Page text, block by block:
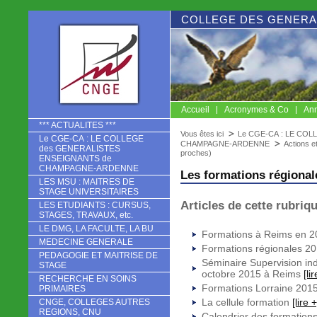
COLLEGE DES
CNGE
Accueil Acronymes & Co
*** ACTUALITES ***
Le CGE-CA : LE COLLEGE
des GENERALISTES
ENSEIGNANTS de
CHAMPAGNE-ARDENNE
LES MSU : MAITRES DE
STAGE UNIVERSITAIRES
LES ETUDIANTS : CURSUS,
STAGES, TRAVAUX, etc.
LE DMG, LA FACULTE, LA BU
MEDECINE GENERALE
PEDAGOGIE ET MAITRISE DE
STAGE
RECHERCHE EN SOINS
PRIMAIRES
CNGE, COLLEGES AUTRES
REGIONS, CNU
Vous êtes ici
Le CGE-CA : LE
CHAMPAGNE-ARDENNE
Actions
proches)
Les formations
Articles de cette
Formations à Reims en
Formations régionales
Séminaire Supervision
octobre 2015 à Reims
Formations Lorraine
La cellule formation [lire